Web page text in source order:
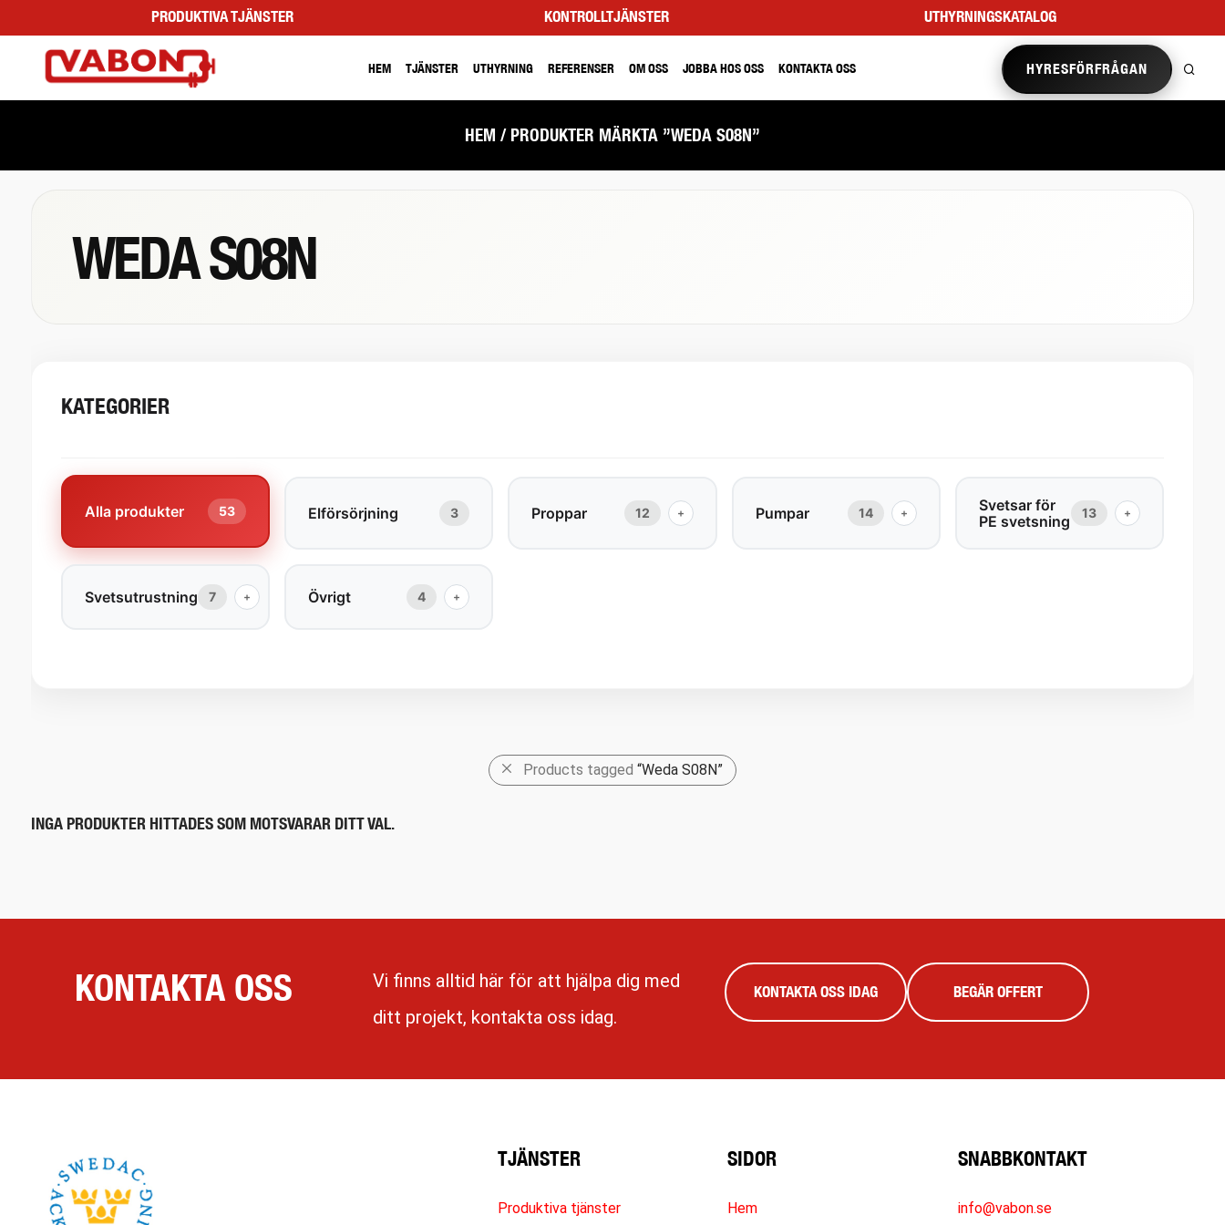
PRODUKTIVA TJÄNSTER KONTROLLTJÄNSTER UTHYRNINGSKATALOG
HEM TJÄNSTER UTHYRNING REFERENSER OM OSS JOBBA HOS OSS KONTAKTA OSS HYRESFÖRFRÅGAN
HEM / PRODUKTER MÄRKTA ”WEDA S08N”
WEDA S08N
KATEGORIER
Alla produkter 53 Elförsörjning 3 Proppar 12 + Pumpar 14 +
Svetsar för
PE svetsning
13 +
Svetsutrustning 7 + Övrigt 4 +
Products tagged “Weda S08N”
INGA PRODUKTER HITTADES SOM MOTSVARAR DITT VAL.
KONTAKTA OSS
Vi finns alltid här för att hjälpa dig med
ditt projekt, kontakta oss idag.
KONTAKTA OSS IDAG BEGÄR OFFERT
TJÄNSTER
Produktiva tjänster
SIDOR
Hem
SNABBKONTAKT
info@vabon.se